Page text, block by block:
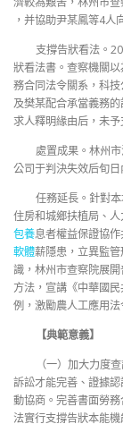
，并協助尹某鳳等4人
支撐告狀看法。
狀看法書。查察機關
務合同法令關系，科
及樊某配合承當義務
求人釋明緣由后，未予
處置成果。林州
公司于判決失效后旬
任務延長。針對
住房和城鄉扶植局、
包養息者權益保證協
軟體薪隱患，立異監
識，林州市查察院展
方法，宣講《中華國
例，激勵農人工應用
【典範意義】
（一）加大力度
訴訟才能完善、證據
動協商。完善書面勞
法實行支撐告狀本能